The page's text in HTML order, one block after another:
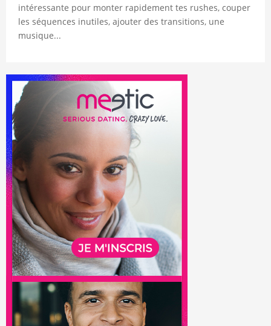
intéressante pour monter rapidement tes rushes, couper
les séquences inutiles, ajouter des transitions, une
musique...